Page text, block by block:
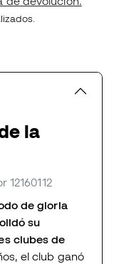
la
12160112
de gloria
su
clubes de
el club ganó